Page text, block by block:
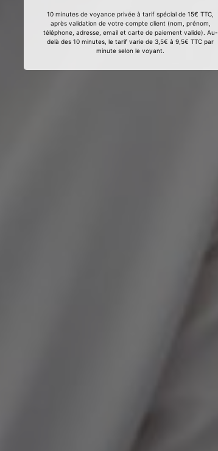
10 minutes de voyance privée à tarif spécial de 15€ TTC,
après validation de votre compte client (nom, prénom,
téléphone, adresse, email et carte de paiement valide). Au-
delà des 10 minutes, le tarif varie de 3,5€ à 9,5€ TTC par
minute selon le voyant.